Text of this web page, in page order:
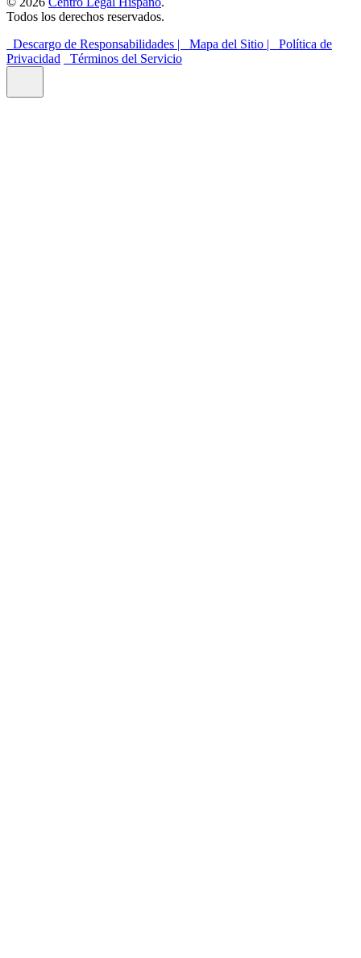
Todos los derechos reservados.
Descargo de Responsabilidades |
Mapa del Sitio |
Política de
Privacidad
Términos del Servicio